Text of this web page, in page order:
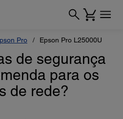
Pro Epson Pro L25000U
de segurança
para os
de rede?